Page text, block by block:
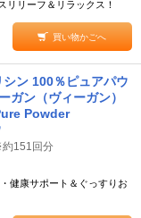
リリーフ＆リラックス！
買い物かごへ
シン 100％ピュアパウ
ン（ヴィーガン）
Powder
151回分
健康サポート＆ぐっすりお